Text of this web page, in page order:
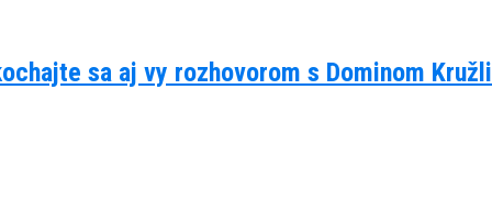
sa aj vy rozhovorom s Dominom